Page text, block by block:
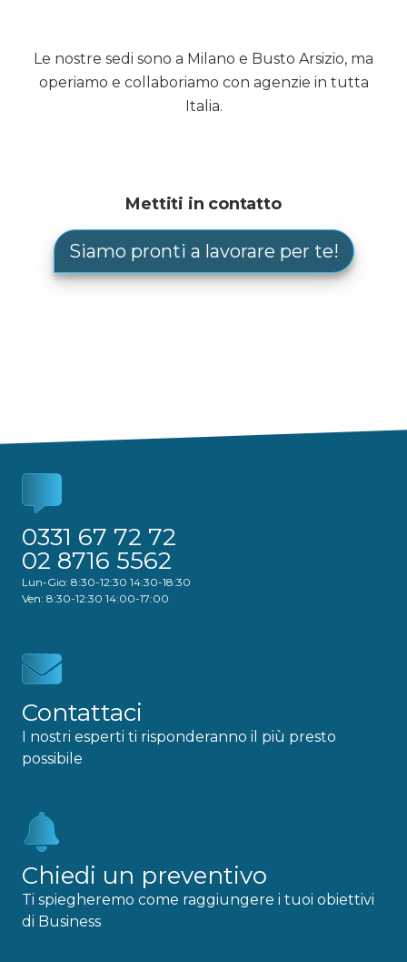
Le nostre sedi sono a Milano e Busto Arsizio, ma
operiamo e collaboriamo con agenzie in tutta
Italia.
Mettiti in contatto
Siamo pronti a lavorare per te!
0331 67 72 72
02 8716 5562
Lun-Gio: 8:30-12:30 14:30-18:30
Ven: 8:30-12:30 14:00-17:00
Contattaci
I nostri esperti ti risponderanno il più presto
possibile
Chiedi un preventivo
Ti spiegheremo come raggiungere i tuoi obiettivi
di Business